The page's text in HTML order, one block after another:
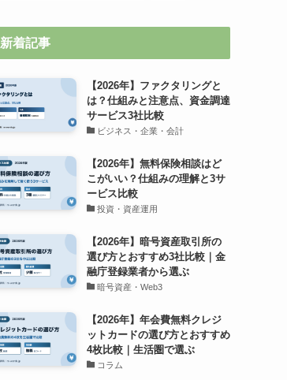
新着記事
【2026年】ファクタリングと
は？仕組みと注意点、資金調達
サービス3社比較
ビジネス・企業・会計
【2026年】無料保険相談はど
こがいい？仕組みの理解と3サ
ービス比較
投資・資産運用
【2026年】暗号資産取引所の
選び方とおすすめ3社比較｜金
融庁登録業者から選ぶ
暗号資産・Web3
【2026年】年会費無料クレジ
ットカードの選び方とおすすめ
4枚比較｜生活圏で選ぶ
コラム